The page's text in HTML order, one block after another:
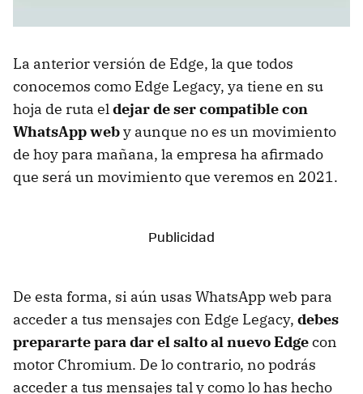
La anterior versión de Edge, la que todos
conocemos como Edge Legacy, ya tiene en su
hoja de ruta eldejar de ser compatible con
WhatsApp weby aunque no es un movimiento
de hoy para mañana, la empresa ha afirmado
que será un movimiento que veremos en 2021.
De esta forma, si aún usas WhatsApp web para
acceder a tus mensajes con Edge Legacy, debes
prepararte para dar el salto al nuevo Edgecon
motor Chromium. De lo contrario, no podrás
acceder a tus mensajes tal y como lo has hecho